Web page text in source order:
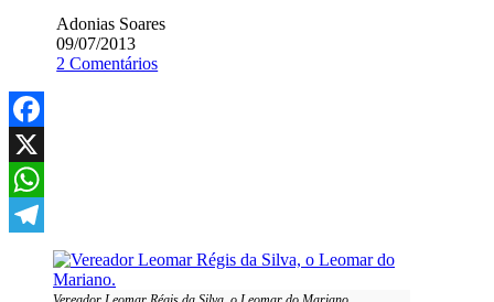
Adonias Soares
09/07/2013
2 Comentários
Facebook
X
WhatsApp
Telegram